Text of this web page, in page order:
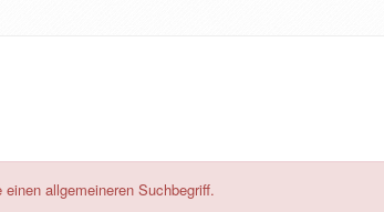
allgemeineren Suchbegriff.